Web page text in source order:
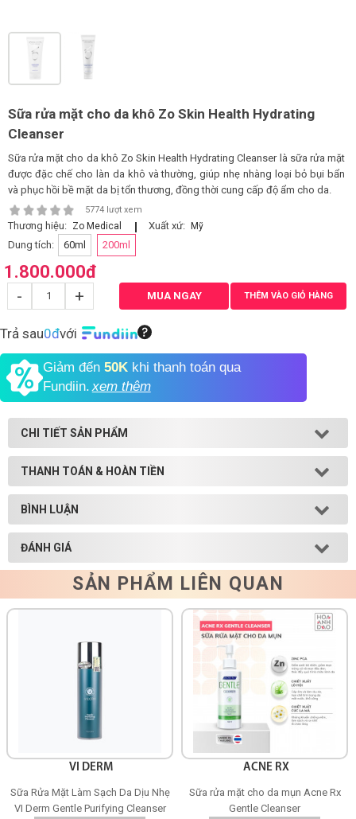
Shop All Brand A-
Sữa rửa mặt cho da khô Zo Skin Health Hydrating
Cleanser
Sữa rửa mặt cho da khô Zo Skin Health Hydrating Cleanser là sữa rửa mặt
được đặc chế cho làn da khô và thường, giúp nhẹ nhàng loại bỏ bụi bẩn
và phục hồi bề mặt da bị tổn thương, đồng thời cung cấp độ ẩm cho da.
5774 lượt xem
Thương hiệu: Zo Medical Xuất xứ: Mỹ
Dung tích: 60ml 200ml
1.800.000đ
- + MUA NGAY THÊM VÀO GIỎ HÀNG
Trả sau0đvới
Giảm đến 50K khi thanh toán qua
Fundiin.xem thêm
CHI TIẾT SẢN PHẨM
THANH TOÁN & HOÀN TIỀN
BÌNH LUẬN
ĐÁNH GIÁ
SẢN PHẨM LIÊN QUAN
VI DERM
Sữa Rửa Mặt Làm Sạch Da Dịu Nhẹ
VI Derm Gentle Purifying Cleanser
ACNE RX
Sữa rửa mặt cho da mụn Acne Rx
Gentle Cleanser